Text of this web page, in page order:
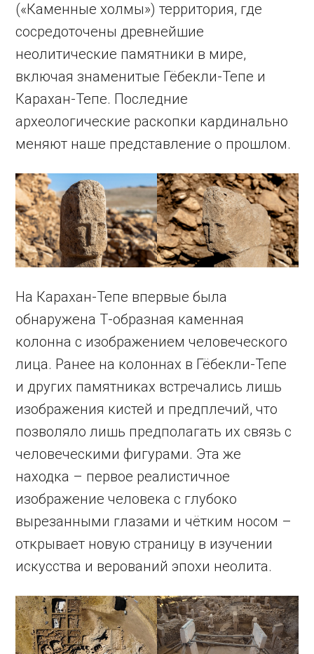
(«Каменные холмы») территория, где
сосредоточены древнейшие
неолитические памятники в мире,
включая знаменитые Гёбекли-Тепе и
Карахан-Тепе. Последние
археологические раскопки кардинально
меняют наше представление о прошлом.
На Карахан-Тепе впервые была
обнаружена Т-образная каменная
колонна с изображением человеческого
лица. Ранее на колоннах в Гёбекли-Тепе
и других памятниках встречались лишь
изображения кистей и предплечий, что
позволяло лишь предполагать их связь с
человеческими фигурами. Эта же
находка – первое реалистичное
изображение человека с глубоко
вырезанными глазами и чётким носом –
открывает новую страницу в изучении
искусства и верований эпохи неолита.